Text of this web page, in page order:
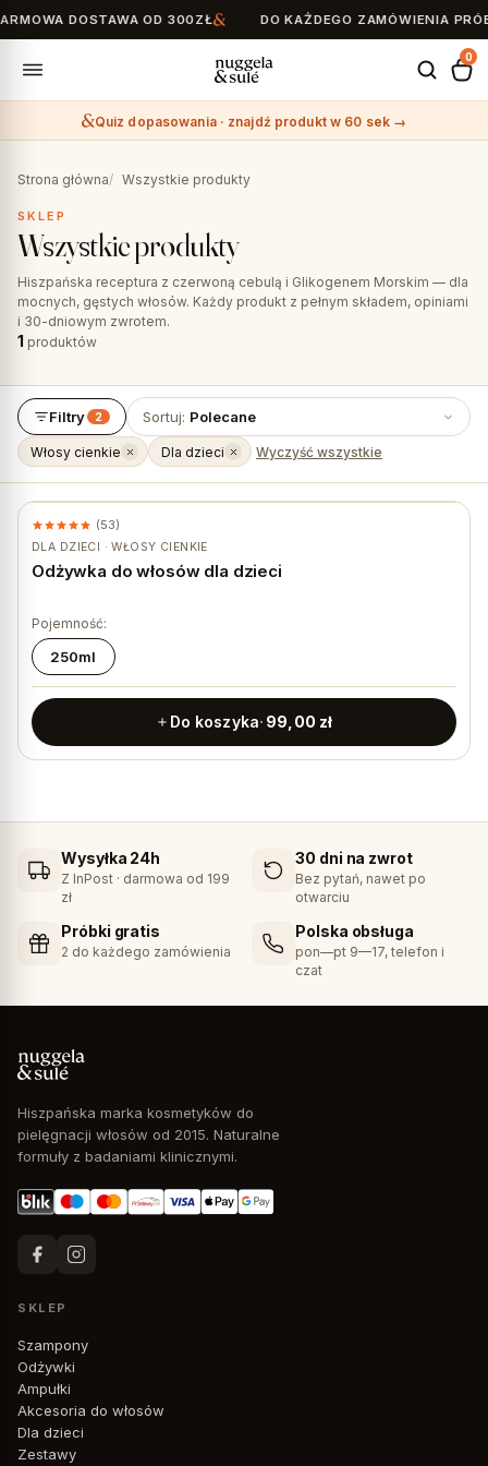
DOSTAWA OD 300ZŁ DO KAŻDEGO ZAMÓWIENIA
0
Quiz dopasowania · znajdź produkt w 60 sek →
Strona główna Wszystkie produkty
SKLEP
Wszystkie produkty
Hiszpańska receptura z czerwoną cebulą i Glikogenem Morskim — dla
mocnych, gęstych włosów. Każdy produkt z pełnym składem, opiniami
i 30-dniowym zwrotem.
1 produktów
Filtry 2
Włosy cienkie Dla dzieci Wyczyść wszystkie
Sortuj: Polecane
DLA DZIECI · WŁOSY CIENKIE
Odżywka do włosów dla dzieci
(53)
Pojemność:
250ml
Do koszyka 99,00 zł
Wysyłka 24h
Z InPost · darmowa od 199
zł
30 dni na zwrot
Bez pytań, nawet po
otwarciu
Próbki gratis
2 do każdego zamówienia
Polska obsługa
pon—pt 9—17, telefon i
czat
Hiszpańska marka kosmetyków do
pielęgnacji włosów od 2015. Naturalne
formuły z badaniami klinicznymi.
SKLEP
Szampony
Odżywki
Ampułki
Akcesoria do włosów
Dla dzieci
Zestawy